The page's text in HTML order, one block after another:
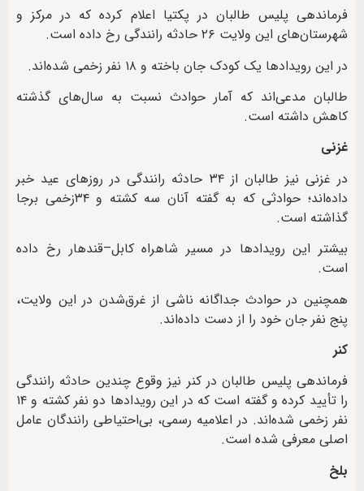
فرماندهی پلیس طالبان در پکتیا اعلام کرده که در مرکز و
شهرستان‌های این ولایت ۲۶ حادثه رانندگی رخ داده است.
در این رویدادها یک کودک جان باخته و ۱۸ نفر زخمی شده‌اند.
طالبان مدعی‌اند که آمار حوادث نسبت به سال‌های گذشته
کاهش داشته است.
غزنی
در غزنی نیز طالبان از ۳۴ حادثه رانندگی در روزهای عید خبر
داده‌اند؛ حوادثی که به گفته آنان سه کشته و ۳۴زخمی برجا
گذاشته است.
بیشتر این رویدادها در مسیر شاهراه کابل–قندهار رخ داده
است.
همچنین در حوادث جداگانه ناشی از غرق‌شدن در این ولایت،
پنج نفر جان خود را از دست داده‌اند.
کنر
فرماندهی پلیس طالبان در کنر نیز وقوع چندین حادثه رانندگی
را تأیید کرده و گفته است که در این رویدادها دو نفر کشته و ۱۴
نفر زخمی شده‌اند. در اعلامیه رسمی، بی‌احتیاطی رانندگان عامل
اصلی معرفی شده است.
بلخ